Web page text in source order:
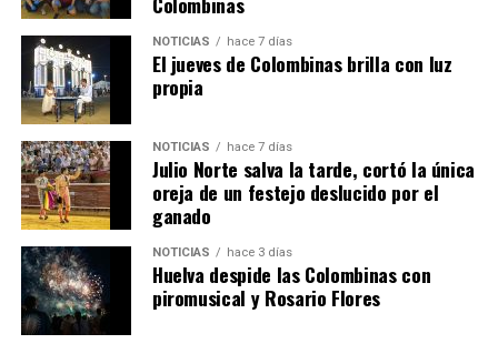
2026
hace 3 días· Huelvatv
NOTICIAS hace 7 días
El jueves de Colombinas brilla con luz
propia
NOTICIAS hace 7 días
Julio Norte salva la tarde, cortó la única
oreja de un festejo deslucido por el
ganado
NOTICIAS hace 3 días
Huelva despide las Colombinas con
piromusical y Rosario Flores